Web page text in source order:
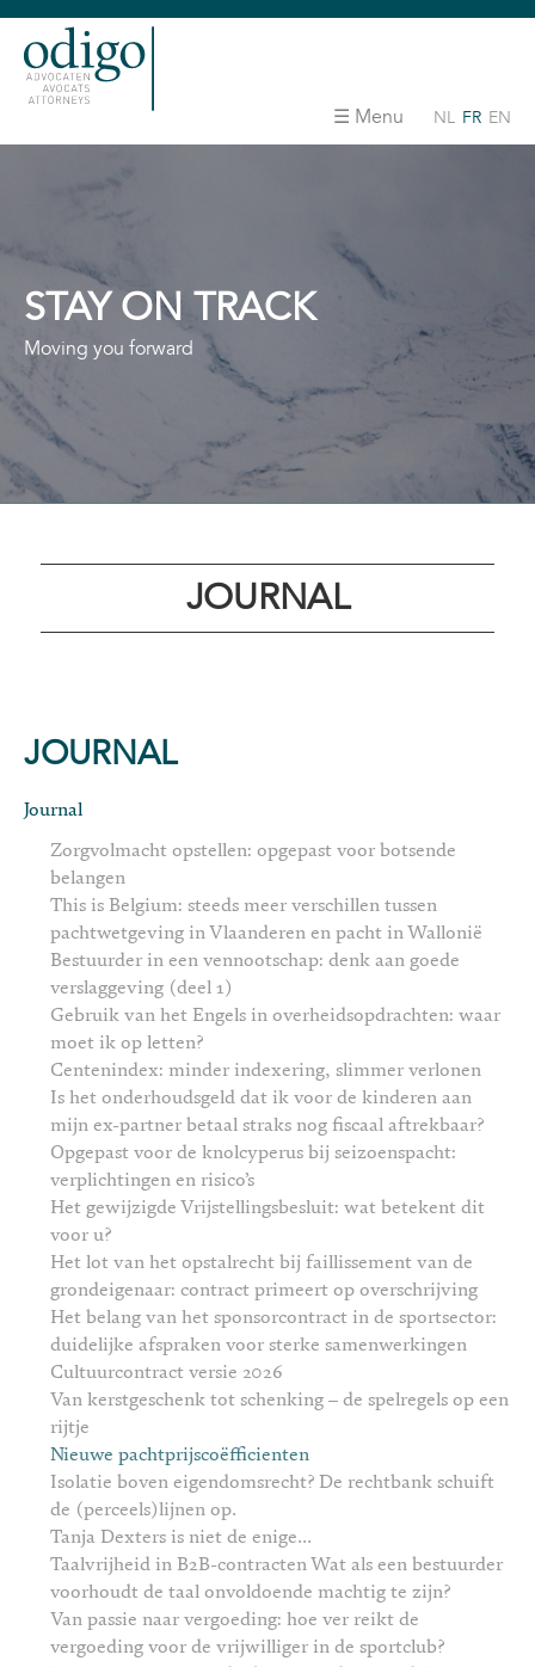
Menu NL FR EN
STAY ON TRACK
Moving you forward
JOURNAL
JOURNAL
Journal
Zorgvolmacht opstellen: opgepast voor botsende
belangen
This is Belgium: steeds meer verschillen tussen
pachtwetgeving in Vlaanderen en pacht in Wallonië
Bestuurder in een vennootschap: denk aan goede
verslaggeving (deel 1)
Gebruik van het Engels in overheidsopdrachten: waar
moet ik op letten?
Centenindex: minder indexering, slimmer verlonen
Is het onderhoudsgeld dat ik voor de kinderen aan
mijn ex-partner betaal straks nog fiscaal aftrekbaar?
Opgepast voor de knolcyperus bij seizoenspacht:
verplichtingen en risico’s
Het gewijzigde Vrijstellingsbesluit: wat betekent dit
voor u?
Het lot van het opstalrecht bij faillissement van de
grondeigenaar: contract primeert op overschrijving
Het belang van het sponsorcontract in de sportsector:
duidelijke afspraken voor sterke samenwerkingen
Cultuurcontract versie 2026
Van kerstgeschenk tot schenking – de spelregels op een
rijtje
Nieuwe pachtprijscoëfficienten
Isolatie boven eigendomsrecht? De rechtbank schuift
de (perceels)lijnen op.
Tanja Dexters is niet de enige...
Taalvrijheid in B2B-contracten Wat als een bestuurder
voorhoudt de taal onvoldoende machtig te zijn?
Van passie naar vergoeding: hoe ver reikt de
vergoeding voor de vrijwilliger in de sportclub?